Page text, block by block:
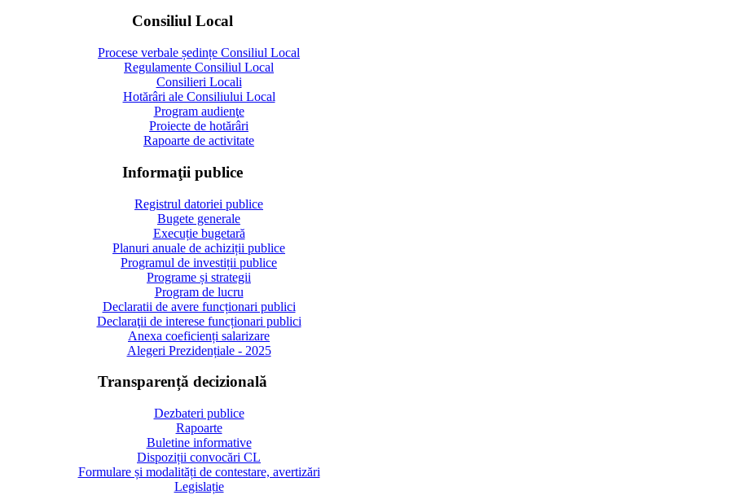
Consiliul Local
Procese verbale ședințe Consiliul Local
Regulamente Consiliul Local
Consilieri Locali
Hotărâri ale Consiliului Local
Program audienţe
Proiecte de hotărâri
Rapoarte de activitate
Informaţii publice
Registrul datoriei publice
Bugete generale
Execuție bugetară
Planuri anuale de achiziții publice
Programul de investiții publice
Programe și strategii
Program de lucru
Declaratii de avere funcționari publici
Declaraţii de interese funcționari publici
Anexa coeficienți salarizare
Alegeri Prezidențiale - 2025
Transparență decizională
Dezbateri publice
Rapoarte
Buletine informative
Dispoziții convocări CL
Formulare și modalități de contestare, avertizări
Legislație